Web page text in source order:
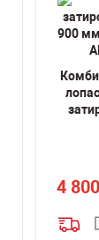
4 800